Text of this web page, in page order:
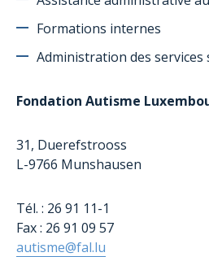
EquipeFormations internes
Administration des
Fondation Autisme
31, Duerefstrooss
L-9766 Munshausen
Tél. : 26 91 11-1
Fax : 26 91 09 57
autisme@fal.lu